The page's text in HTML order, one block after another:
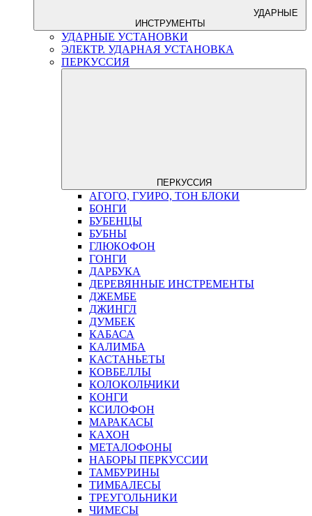
УДАРНЫЕ
ИНСТРУМЕНТЫ
УДАРНЫЕ УСТАНОВКИ
ЭЛЕКТР. УДАРНАЯ УСТАНОВКА
ПЕРКУССИЯ
ПЕРКУССИЯ
АГОГО, ГУИРО, ТОН БЛОКИ
БОНГИ
БУБЕНЦЫ
БУБНЫ
ГЛЮКОФОН
ГОНГИ
ДАРБУКА
ДЕРЕВЯННЫЕ ИНСТРЕМЕНТЫ
ДЖЕМБЕ
ДЖИНГЛ
ДУМБЕК
КАБАСА
КАЛИМБА
КАСТАНЬЕТЫ
КОВБЕЛЛЫ
КОЛОКОЛЬЧИКИ
КОНГИ
КСИЛОФОН
МАРАКАСЫ
КАХОН
МЕТАЛОФОНЫ
НАБОРЫ ПЕРКУССИИ
ТАМБУРИНЫ
ТИМБАЛЕСЫ
ТРЕУГОЛЬНИКИ
ЧИМЕСЫ